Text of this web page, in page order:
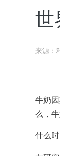
世
来源：
牛奶
么，
什么